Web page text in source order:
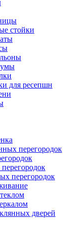
стойки
для ресепшн
перегородок
перегородок
дверей